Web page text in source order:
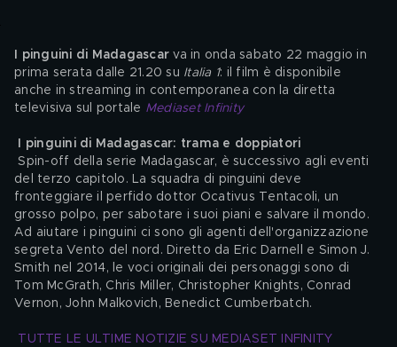
I pinguini di Madagascar va in onda sabato 22 maggio in
prima serata dalle 21.20 su Italia 1: il film è disponibile
anche in streaming in contemporanea con la diretta
televisiva sul portale Mediaset Infinity
I pinguini di Madagascar: trama e doppiatori
Spin-off della serie Madagascar, è successivo agli eventi
del terzo capitolo. La squadra di pinguini deve
fronteggiare il perfido dottor Ocativus Tentacoli, un
grosso polpo, per sabotare i suoi piani e salvare il mondo.
Ad aiutare i pinguini ci sono gli agenti dell'organizzazione
segreta Vento del nord. Diretto da Eric Darnell e Simon J.
Smith nel 2014, le voci originali dei personaggi sono di
Tom McGrath, Chris Miller, Christopher Knights, Conrad
Vernon, John Malkovich, Benedict Cumberbatch.
TUTTE LE ULTIME NOTIZIE SU MEDIASET INFINITY